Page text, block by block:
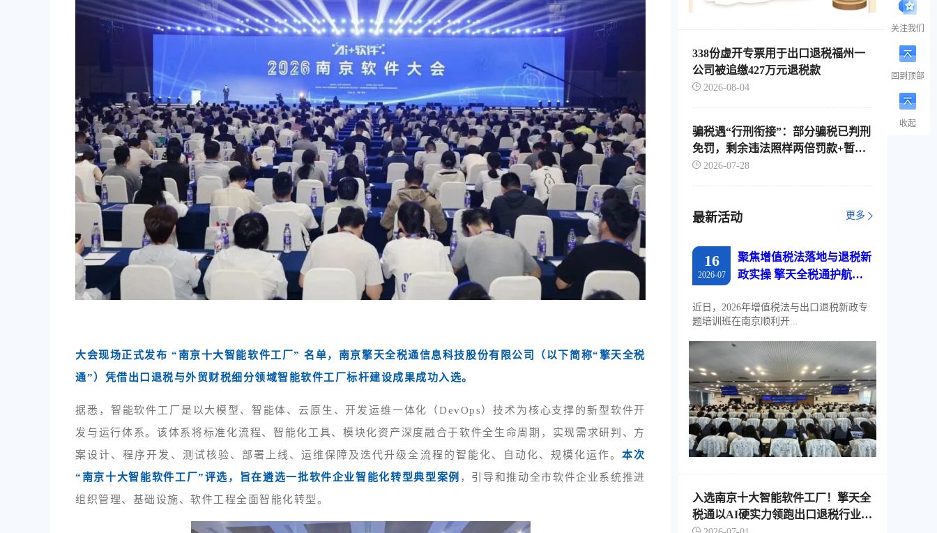
大会现场正式发布 “南京十大智能软件工厂” 名单，南京擎天全税通信息科技股份有限公司（以下简称“擎天全税
通”）凭借出口退税与外贸财税细分领域智能软件工厂标杆建设成果成功入选。
据悉，智能软件工厂是以大模型、智能体、云原生、开发运维一体化（DevOps）技术为核心支撑的新型软件开
发与运行体系。该体系将标准化流程、智能化工具、模块化资产深度融合于软件全生命周期，实现需求研判、方
案设计、程序开发、测试核验、部署上线、运维保障及迭代升级全流程的智能化、自动化、规模化运作。本次
“南京十大智能软件工厂”评选，旨在遴选一批软件企业智能化转型典型案例 ，引导和推动全市软件企业系统推进
组织管理、基础设施、软件工程全面智能化转型。
338份虚开专票用于出口退税福州一
公司被追缴427万元退税款
2026-08-04
骗税遇“行刑衔接”：部分骗税已判刑
免罚，剩余违法照样两倍罚款+暂停
出口退税
2026-07-28
最新活动 更多
16
2026-07
聚焦增值税法落地与退税新
政实操 擎天全税通护航江
近日，2026年增值税法与出口退税新政专
题培训班在南京顺利开...
入选南京十大智能软件工厂！擎天全
税通以AI硬实力领跑出口退税行业智
关注我们
回到顶部
收起